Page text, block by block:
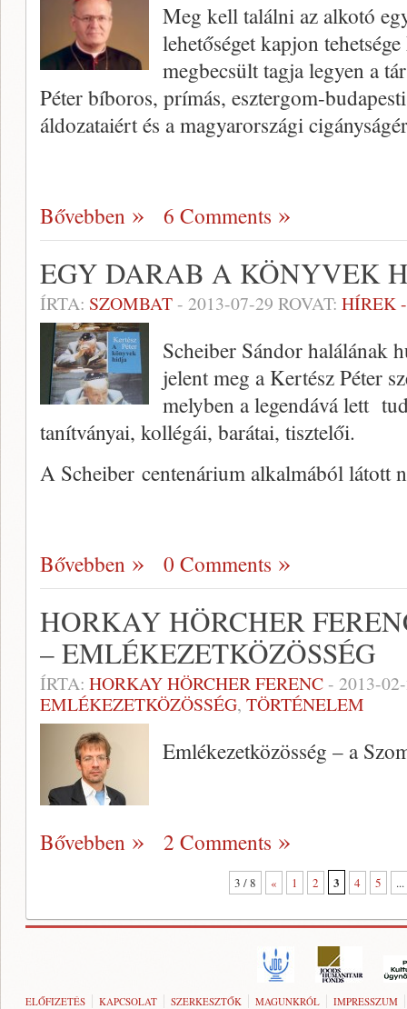
Meg kell találni az alkotó
lehetőséget kapjon
megbecsült tagja legyen a
Péter bíboros, prímás, esztergom-
áldozataiért és a magyarországi
Bővebben 6 Comments
EGY DARAB A KÖNYVEK
ÍRTA: SZOMBAT- 2013-07-29 ROVAT: HÍREK
Scheiber Sándor halálának
jelent meg a Kertész Péter
melyben a legendává lett
tanítványai, kollégái, barátai, tisztelői.
A Scheiber centenárium alkalmából látott
Bővebben 0 Comments
HORKAY HÖRCHER
– EMLÉKEZETKÖZÖSSÉG
ÍRTA: HORKAY HÖRCHER FERENC- 2013-
EMLÉKEZETKÖZÖSSÉG, TÖRTÉNELEM
Emlékezetközösség – a
Bővebben 2 Comments
3 / 8 « 1 2 3 4 5 ...
ELŐFIZETÉS KAPCSOLAT SZERKESZTŐK MAGUNKRÓL IMPRESSZUM